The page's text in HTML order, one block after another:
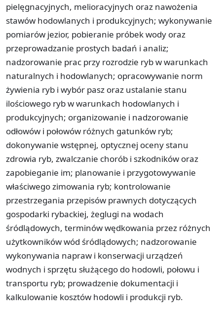
pielęgnacyjnych, melioracyjnych oraz nawożenia
stawów hodowlanych i produkcyjnych; wykonywanie
pomiarów jezior, pobieranie próbek wody oraz
przeprowadzanie prostych badań i analiz;
nadzorowanie prac przy rozrodzie ryb w warunkach
naturalnych i hodowlanych; opracowywanie norm
żywienia ryb i wybór pasz oraz ustalanie stanu
ilościowego ryb w warunkach hodowlanych i
produkcyjnych; organizowanie i nadzorowanie
odłowów i połowów różnych gatunków ryb;
dokonywanie wstępnej, optycznej oceny stanu
zdrowia ryb, zwalczanie chorób i szkodników oraz
zapobieganie im; planowanie i przygotowywanie
właściwego zimowania ryb; kontrolowanie
przestrzegania przepisów prawnych dotyczących
gospodarki rybackiej, żeglugi na wodach
śródlądowych, terminów wędkowania przez różnych
użytkowników wód śródlądowych; nadzorowanie
wykonywania napraw i konserwacji urządzeń
wodnych i sprzętu służącego do hodowli, połowu i
transportu ryb; prowadzenie dokumentacji i
kalkulowanie kosztów hodowli i produkcji ryb.